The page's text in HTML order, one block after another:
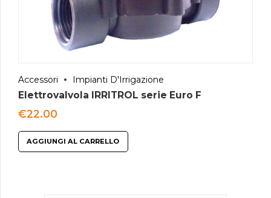
Accessori Impianti D'Irrigazione
Elettrovalvola IRRITROL serie Euro F
€22.00
AGGIUNGI AL CARRELLO